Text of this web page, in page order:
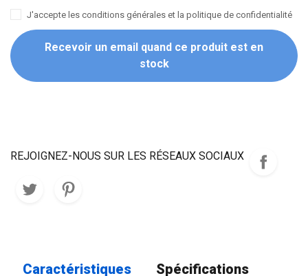
J'accepte les conditions générales et la politique de confidentialité
Recevoir un email quand ce produit est en
stock
REJOIGNEZ-NOUS SUR LES RÉSEAUX SOCIAUX
Caractéristiques Spécifications